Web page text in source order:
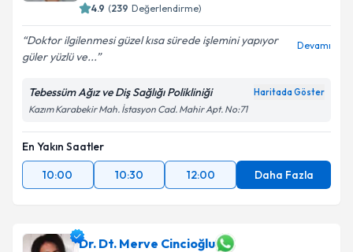
4.9 (239 Değerlendirme)
Doktor ilgilenmesi güzel kısa sürede işlemini yapıyor
güler yüzlü ve...
Devamı
Tebessüm Ağız ve Diş Sağlığı Polikliniği Haritada Göster
Kazım Karabekir Mah. İstasyon Cad. Mahir Apt. No:71
En Yakın Saatler
10:00
10:30 12:00 Daha Fazla
Dr. Dt. Merve Cincioğlu